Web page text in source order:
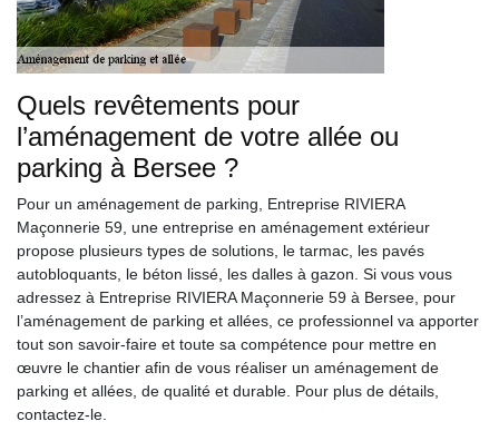
Quels revêtements pour
l’aménagement de votre allée ou
parking à Bersee ?
Pour un aménagement de parking, Entreprise RIVIERA
Maçonnerie 59, une entreprise en aménagement extérieur
propose plusieurs types de solutions, le tarmac, les pavés
autobloquants, le béton lissé, les dalles à gazon. Si vous vous
adressez à Entreprise RIVIERA Maçonnerie 59 à Bersee, pour
l’aménagement de parking et allées, ce professionnel va apporter
tout son savoir-faire et toute sa compétence pour mettre en
œuvre le chantier afin de vous réaliser un aménagement de
parking et allées, de qualité et durable. Pour plus de détails,
contactez-le.